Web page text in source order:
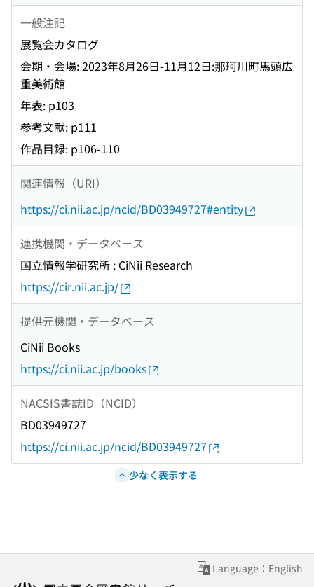
一般注記
展覧会カタログ
会期・会場: 2023年8月26日-11月12日:那珂川町馬頭広
重美術館
年表: p103
参考文献: p111
作品目録: p106-110
関連情報（URI）
https://ci.nii.ac.jp/ncid/BD03949727#entity
連携機関・データベース
国立情報学研究所 : CiNii Research
https://cir.nii.ac.jp/
提供元機関・データベース
CiNii Books
https://ci.nii.ac.jp/books
NACSIS書誌ID（NCID）
BD03949727
https://ci.nii.ac.jp/ncid/BD03949727
少なく表示する
Language：English